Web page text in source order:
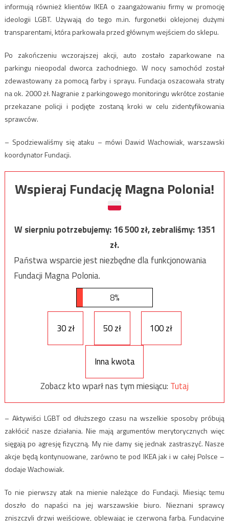
informują również klientów IKEA o zaangażowaniu firmy w promocję
ideologii LGBT. Używają do tego m.in. furgonetki oklejonej dużymi
transparentami, która parkowała przed głównym wejściem do sklepu.
Po zakończeniu wczorajszej akcji, auto zostało zaparkowane na
parkingu nieopodal dworca zachodniego. W nocy samochód został
zdewastowany za pomocą farby i sprayu. Fundacja oszacowała straty
na ok. 2000 zł. Nagranie z parkingowego monitoringu wkrótce zostanie
przekazane policji i podjęte zostaną kroki w celu zidentyfikowania
sprawców.
– Spodziewaliśmy się ataku – mówi Dawid Wachowiak, warszawski
koordynator Fundacji.
Wspieraj Fundację Magna Polonia!
W sierpniu potrzebujemy:16 500zł, zebraliśmy:1351
zł.
Państwa wsparcie jest niezbędne dla funkcjonowania
Fundacji Magna Polonia.
8%
30 zł 50 zł 100 zł
Inna kwota
Zobacz kto wparł nas tym miesiącu: Tutaj
– Aktywiści LGBT od dłuższego czasu na wszelkie sposoby próbują
zakłócić nasze działania. Nie mają argumentów merytorycznych więc
sięgają po agresję fizyczną. My nie damy się jednak zastraszyć. Nasze
akcje będą kontynuowane, zarówno te pod IKEA jak i w całej Polsce –
dodaje Wachowiak.
To nie pierwszy atak na mienie należące do Fundacji. Miesiąc temu
doszło do napaści na jej warszawskie biuro. Nieznani sprawcy
zniszczyli drzwi wejściowe, oblewając je czerwoną farbą. Fundacyjne